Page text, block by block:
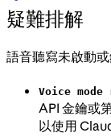
疑難排解
語音聽寫未啟動
Voice
API 金鑰或
以使用